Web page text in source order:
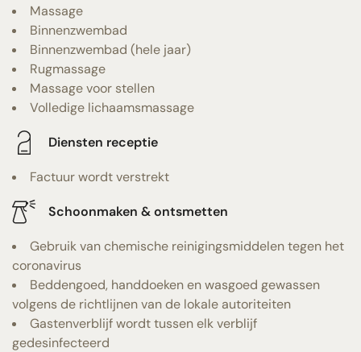
Massage
Binnenzwembad
Binnenzwembad (hele jaar)
Rugmassage
Massage voor stellen
Volledige lichaamsmassage
Diensten receptie
Factuur wordt verstrekt
Schoonmaken & ontsmetten
Gebruik van chemische reinigingsmiddelen tegen het
coronavirus
Beddengoed, handdoeken en wasgoed gewassen
volgens de richtlijnen van de lokale autoriteiten
Gastenverblijf wordt tussen elk verblijf
gedesinfecteerd